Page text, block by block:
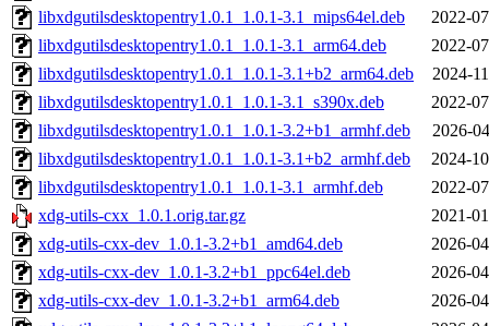
libxdgutilsdesktopentry1.0.1_1.0.1-3.1_mips64el.deb
2022-
libxdgutilsdesktopentry1.0.1_1.0.1-3.1_arm64.deb
2022-
libxdgutilsdesktopentry1.0.1_1.0.1-3.1+b2_arm64.deb
2024-
libxdgutilsdesktopentry1.0.1_1.0.1-3.1_s390x.deb
2022-
libxdgutilsdesktopentry1.0.1_1.0.1-3.2+b1_armhf.deb
2026-
libxdgutilsdesktopentry1.0.1_1.0.1-3.1+b2_armhf.deb
2024-
libxdgutilsdesktopentry1.0.1_1.0.1-3.1_armhf.deb
2022-
xdg-utils-cxx_1.0.1.orig.tar.gz
2021-
xdg-utils-cxx-dev_1.0.1-3.2+b1_amd64.deb
2026-
xdg-utils-cxx-dev_1.0.1-3.2+b1_ppc64el.deb
2026-
xdg-utils-cxx-dev_1.0.1-3.2+b1_arm64.deb
2026-